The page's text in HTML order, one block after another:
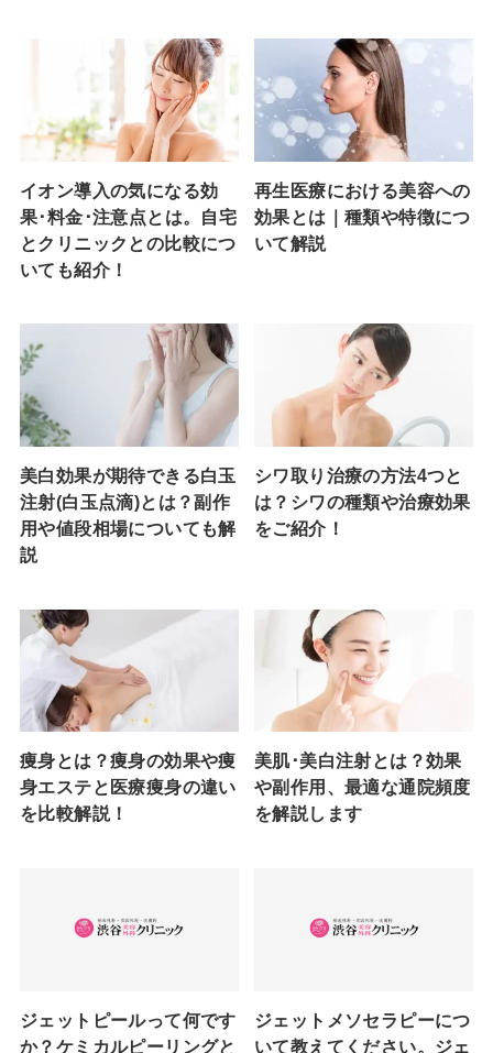
イオン導入の気になる効
果･料金･注意点とは。自宅
とクリニックとの比較につ
いても紹介！
再生医療における美容への
効果とは｜種類や特徴につ
いて解説
美白効果が期待できる白玉
注射(白玉点滴)とは？副作
用や値段相場についても解
説
シワ取り治療の方法4つと
は？シワの種類や治療効果
をご紹介！
痩身とは？痩身の効果や痩
身エステと医療痩身の違い
を比較解説！
美肌･美白注射とは？効果
や副作用、最適な通院頻度
を解説します
ジェットピールって何です
か？ケミカルピーリングと
ジェットメソセラピーにつ
いて教えてください。ジェ